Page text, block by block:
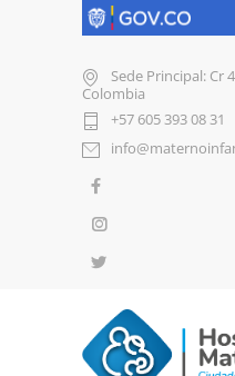
Sede Principal: Cr
Colombia
+57 605 393 08 31